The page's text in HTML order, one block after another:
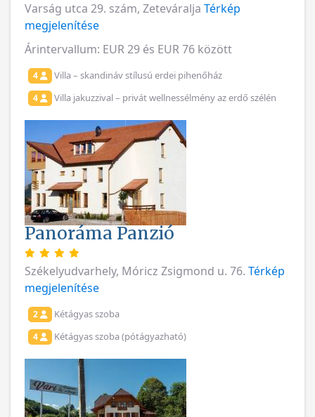
Varság utca 29. szám, Zeteváralja Térkép
megjelenítése
Árintervallum: EUR 29 és EUR 76 között
4 Villa – skandináv stílusú erdei pihenőház
4 Villa jakuzzival – privát wellnessélmény az erdő szélén
Panoráma Panzió
Székelyudvarhely, Móricz Zsigmond u. 76. Térkép
megjelenítése
2 Kétágyas szoba
4 Kétágyas szoba (pótágyazható)